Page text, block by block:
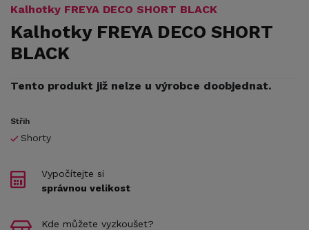
Kalhotky FREYA DECO SHORT BLACK
Kalhotky FREYA DECO SHORT
BLACK
Tento produkt již nelze u výrobce doobjednat.
Střih
Shorty
Vypočítejte si
správnou velikost
Kde můžete vyzkoušet?